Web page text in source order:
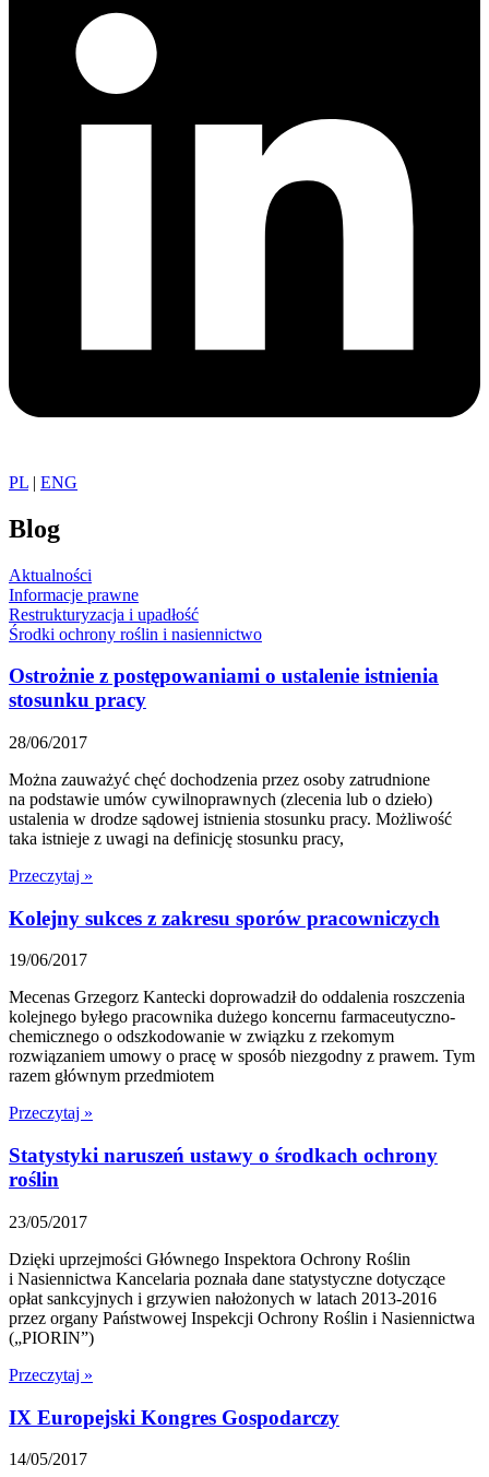
PL | ENG
Blog
Aktualności
Informacje prawne
Restrukturyzacja i upadłość
Środki ochrony roślin i nasiennictwo
Ostrożnie z postępowaniami o ustalenie istnienia
stosunku pracy
28/06/2017
Można zauważyć chęć dochodzenia przez osoby zatrudnione
na podstawie umów cywilnoprawnych (zlecenia lub o dzieło)
ustalenia w drodze sądowej istnienia stosunku pracy. Możliwość
taka istnieje z uwagi na definicję stosunku pracy,
Przeczytaj »
Kolejny sukces z zakresu sporów pracowniczych
19/06/2017
Mecenas Grzegorz Kantecki doprowadził do oddalenia roszczenia
kolejnego byłego pracownika dużego koncernu farmaceutyczno-
chemicznego o odszkodowanie w związku z rzekomym
rozwiązaniem umowy o pracę w sposób niezgodny z prawem. Tym
razem głównym przedmiotem
Przeczytaj »
Statystyki naruszeń ustawy o środkach ochrony
roślin
23/05/2017
Dzięki uprzejmości Głównego Inspektora Ochrony Roślin
i Nasiennictwa Kancelaria poznała dane statystyczne dotyczące
opłat sankcyjnych i grzywien nałożonych w latach 2013-2016
przez organy Państwowej Inspekcji Ochrony Roślin i Nasiennictwa
(„PIORIN”)
Przeczytaj »
IX Europejski Kongres Gospodarczy
14/05/2017